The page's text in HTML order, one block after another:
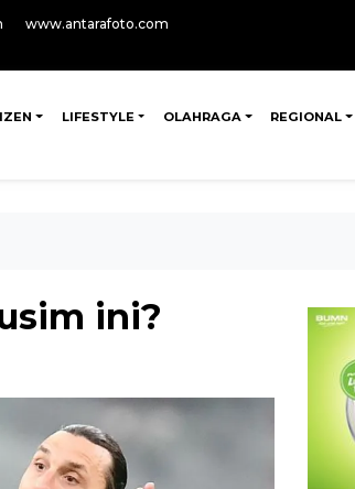
www.antarafoto.com
LIFESTYLE OLAHRAGA REGIONAL
ini?